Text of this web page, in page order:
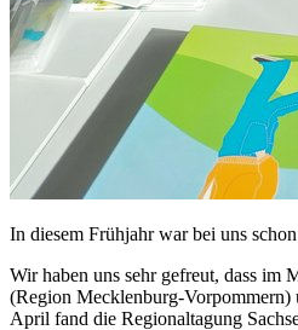
In diesem Frühjahr war bei uns
Wir haben uns sehr gefreut, dass im
(Region Mecklenburg-Vorpommern)
April fand die Regionaltagung